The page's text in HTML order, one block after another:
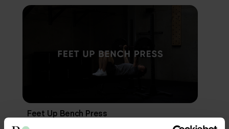
Feet Up Bench Press